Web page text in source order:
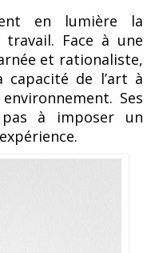
en lumière la
Face à une
et rationaliste,
capacité de l’art à
Ses
à imposer un